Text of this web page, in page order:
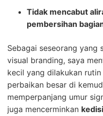
Tidak mencabut
pembersihan
Sebagai seseorang
visual branding, saya
kecil yang dilakukan
perbaikan besar di
memperpanjang umur
juga mencerminkan